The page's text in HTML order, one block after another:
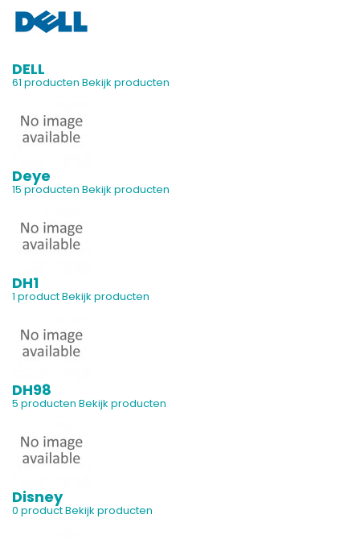
DELL
61 producten Bekijk producten
Deye
15 producten Bekijk producten
DH1
1 productBekijk producten
DH98
5 producten Bekijk producten
Disney
0 productBekijk producten